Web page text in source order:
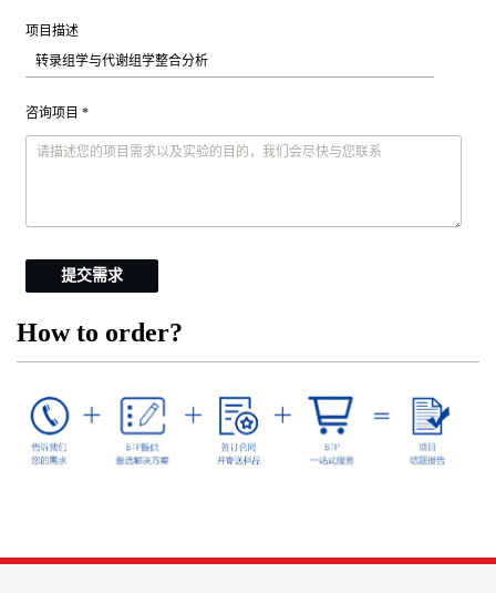
项目描述
咨询项目 *
提交需求
How to order?